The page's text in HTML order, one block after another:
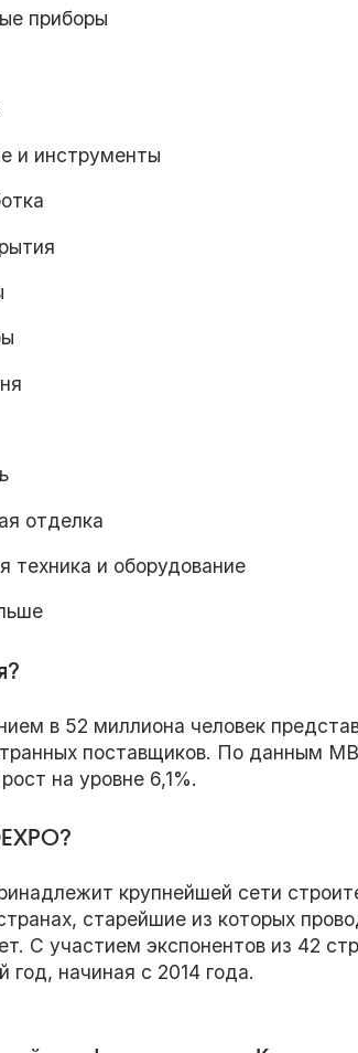
приборы
и инструменты
отделка
техника и оборудование
в 52 миллиона человек
поставщиков. По данным
на уровне 6,1%.
крупнейшей сети
старейшие из которых
С участием экспонентов из 42
год, начиная с 2014 года.